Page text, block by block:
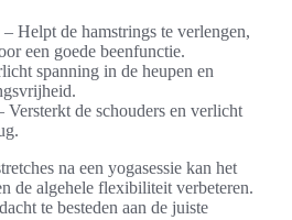
– Helpt de hamstrings te verlengen,
een goede beenfunctie.
spanning in de heupen en
Versterkt de schouders en verlicht
na een yogasessie kan het
de algehele flexibiliteit verbeteren.
te besteden aan de juiste